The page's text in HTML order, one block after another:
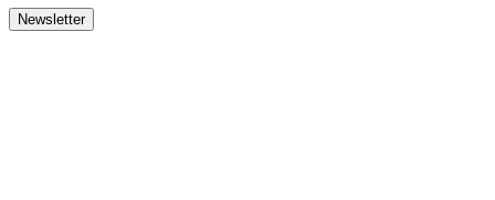
Newsletter